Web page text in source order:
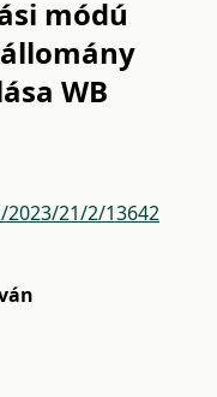
módú
WB
21/2/13642